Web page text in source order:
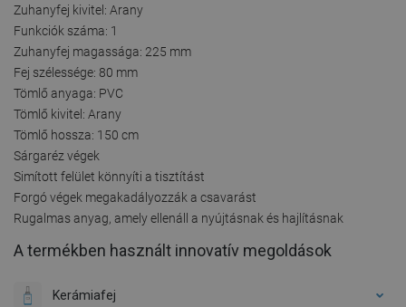
Zuhanyfej kivitel: Arany
Funkciók száma: 1
Zuhanyfej magassága: 225 mm
Fej szélessége: 80 mm
Tömlő anyaga: PVC
Tömlő kivitel: Arany
Tömlő hossza: 150 cm
Sárgaréz végek
Simított felület könnyíti a tisztítást
Forgó végek megakadályozzák a csavarást
Rugalmas anyag, amely ellenáll a nyújtásnak és hajlításnak
A termékben használt innovatív megoldások
Kerámiafej